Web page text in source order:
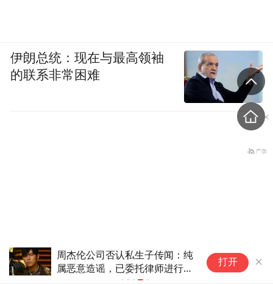
周杰伦公司否认私生子传闻：纯
属恶意造谣，已委托律师进行证
打开
伊朗总统：现在与最高领袖
的联系非常困难
普京调整俄国防部高层人事